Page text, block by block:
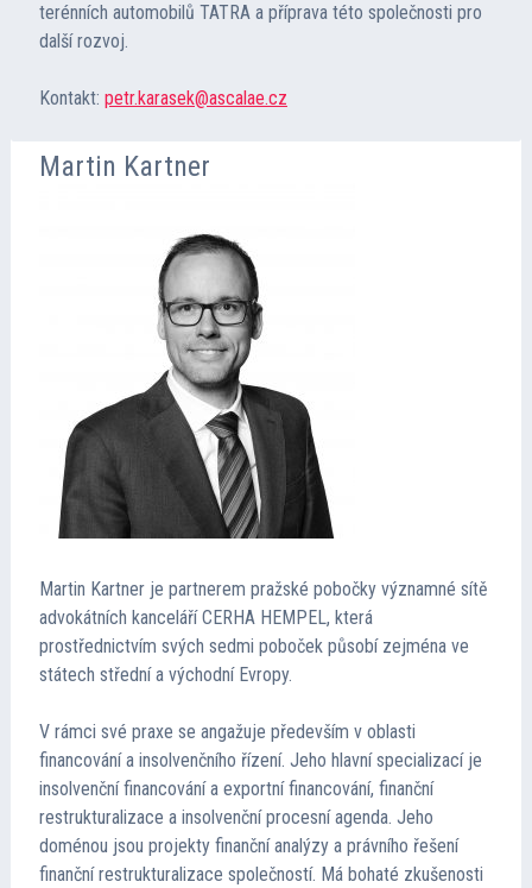
terénních automobilů TATRA a příprava této společnosti pro
další rozvoj.
Kontakt: petr.karasek@ascalae.cz
Martin Kartner
Martin Kartner je partnerem pražské pobočky významné sítě
advokátních kanceláří CERHA HEMPEL, která
prostřednictvím svých sedmi poboček působí zejména ve
státech střední a východní Evropy.
V rámci své praxe se angažuje především v oblasti
financování a insolvenčního řízení. Jeho hlavní specializací je
insolvenční financování a exportní financování, finanční
restrukturalizace a insolvenční procesní agenda. Jeho
doménou jsou projekty finanční analýzy a právního řešení
finanční restrukturalizace společností. Má bohaté zkušenosti